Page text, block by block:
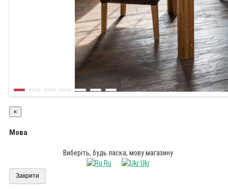
×
Мова
Виберіть, будь ласка, мову магазину
Ru
Ukr
Закрити